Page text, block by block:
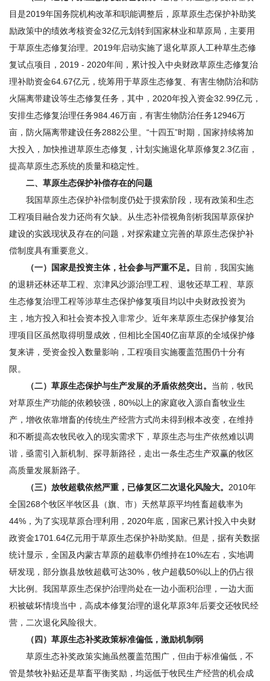
目是2019年国务院机构改革和职能调整后，原草原生态保护补助奖
励政策中的绩效考核资金32亿元划转到国家林业和草原局，主要用
于草原生态修复治理。2019年启动实施了退化草原人工种草生态修
复试点项目，2019 - 2020年间，累计投入中央财政草原生态修复治
理补助资金64.67亿元，统筹用于草原生态修复、有害生物防治和防
火隔离带建设等生态修复任务，其中，2020年投入资金32.99亿元，
安排生态修复治理任务984.46万亩，有害生物防治任务12946万
亩，防火隔离带建设任务2882公里。“十四五”时期，国家持续将加
大投入，加快推进草原生态修复，计划实施退化草原修复2.3亿亩，
提高草原生态系统的质量和稳定性。
二、草原生态保护补偿存在的问题
我国草原生态保护补偿制度仍处于摸索阶段，现有政策和生态
工程项目融合发力还尚有欠缺。从生态补偿视角剖析我国草原保护
建设的实践现状及存在的问题，对探索建立完善的草原生态保护补
偿制度具有重要意义。
（一）国家是投资主体，社会参与严重不足。
目前，我国实施
的退耕还林还草工程、京津风沙源治理工程、退牧还草工程、草原
生态修复治理工程等涉草生态保护修复项目均以中央财政投资为
主，地方投入和社会资本投入非常少。近年来草原生态保护修复治
理项目区虽然取得明显成效，但相比全国40亿亩草原的全域保护修
复来讲，受资金投入数量影响，工程项目实施覆盖范围仍十分有
限。
（二）草原生态保护与生产发展的矛盾依然突出。 当前，牧民
对草原生产功能的依赖较强，80%以上的家庭收入源自畜牧业生
产，增收依靠增畜的传统生产经营方式尚未得到根本改变，在维持
和不断提高农牧民收入的现实需求下，草原生态与生产依然难以调
谐，亟需引入新机制、探寻新路径，走出一条生态生产双赢的牧区
高质量发展新路子。
（三）放牧超载依然严重，已修复区二次退化风险大。 2010年
全国268个牧区半牧区县（旗、市）天然草原平均牲畜超载率为
44%，为了实现草原合理利用，2020年底，国家已累计投入中央财
政资金1701.64亿元用于草原生态保护补助奖励。但是，据有关数据
统计显示，全国及内蒙古草原的超载率仍维持在10%左右，实地调
研发现，部分旗县放牧超载可达30%，牧户超载50%以上的仍占很
大比例。我国草原生态保护治理尚处在一边小面积治理，一边大面
积被破坏情境当中，高成本修复治理的退化草原3年后要交还牧民经
营，二次退化风险很大。
（四）草原生态补奖政策标准偏低，激励机制弱
草原生态补奖政策实施虽然覆盖范围广，但由于标准偏低，不
管是禁牧补贴还是草畜平衡奖励，均远低于牧民生产经营的机会成